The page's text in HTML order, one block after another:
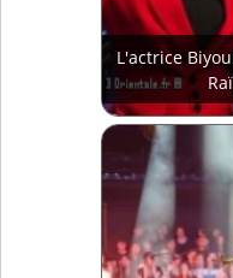
L'actrice